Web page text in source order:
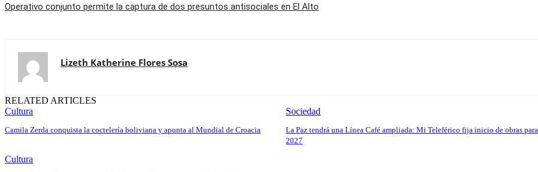
Operativo conjunto permite la captura de dos presuntos antisociales en El Alto
Lizeth Katherine Flores Sosa
RELATED ARTICLES
Cultura
Camila Zerda conquista la coctelería boliviana y apunta al Mundial de Croacia
Sociedad
La Paz tendrá una Línea Café ampliada: Mi Teleférico fija inicio de obras para
2027
Cultura